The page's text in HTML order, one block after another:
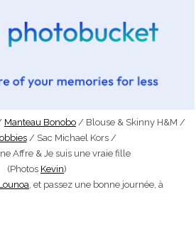
Manteau Bonobo / Blouse & Skinny H&M /
/ Sac Michael Kors /
Affre & Je suis une vraie fille
(Photos Kevin)
, et passez une bonne journée, à